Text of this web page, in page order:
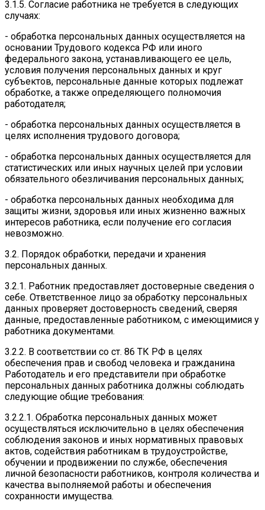
3.1.5. Согласие работника не требуется в следующих
случаях:
- обработка персональных данных осуществляется на
основании Трудового кодекса РФ или иного
федерального закона, устанавливающего ее цель,
условия получения персональных данных и круг
субъектов, персональные данные которых подлежат
обработке, а также определяющего полномочия
работодателя;
- обработка персональных данных осуществляется в
целях исполнения трудового договора;
- обработка персональных данных осуществляется для
статистических или иных научных целей при условии
обязательного обезличивания персональных данных;
- обработка персональных данных необходима для
защиты жизни, здоровья или иных жизненно важных
интересов работника, если получение его согласия
невозможно.
3.2. Порядок обработки, передачи и хранения
персональных данных.
3.2.1. Работник предоставляет достоверные сведения о
себе. Ответственное лицо за обработку персональных
данных проверяет достоверность сведений, сверяя
данные, предоставленные работником, с имеющимися у
работника документами.
3.2.2. В соответствии со ст. 86 ТК РФ в целях
обеспечения прав и свобод человека и гражданина
Работодатель и его представители при обработке
персональных данных работника должны соблюдать
следующие общие требования:
3.2.2.1. Обработка персональных данных может
осуществляться исключительно в целях обеспечения
соблюдения законов и иных нормативных правовых
актов, содействия работникам в трудоустройстве,
обучении и продвижении по службе, обеспечения
личной безопасности работников, контроля количества и
качества выполняемой работы и обеспечения
сохранности имущества.